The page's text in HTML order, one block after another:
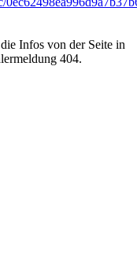
Infos von der Seite in
404.